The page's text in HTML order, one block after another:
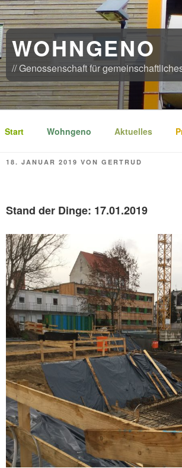
WOHNGENO
// Genossenschaft für
Start Wohngeno Aktuelles
VERÖFFENTLICHT
18. JANUAR 2019 VON GERTRUD
Stand der Dinge: 17.01.2019